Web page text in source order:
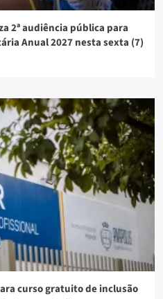
2ª audiência pública para
Anual 2027 nesta sexta (7)
curso gratuito de inclusão